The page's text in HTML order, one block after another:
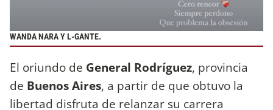
WANDA NARA Y L-GANTE.
El oriundo de General Rodríguez, provincia
de Buenos Aires, a partir de que obtuvo la
libertad disfruta de relanzar su carrera